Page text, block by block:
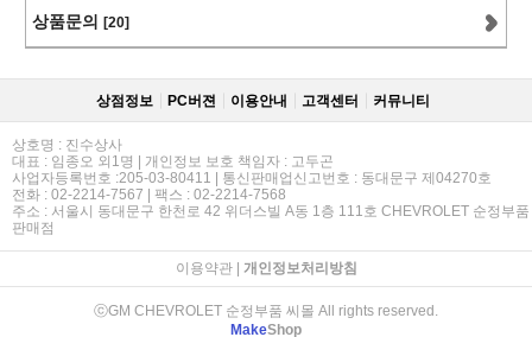
상품문의 [20]
상점정보 PC버젼 이용안내 고객센터 커뮤니티
상호명 : 진수상사
대표 : 임종오 외1명 | 개인정보 보호 책임자 : 고두곤
사업자등록번호 :205-03-80411 | 통신판매업신고번호 : 동대문구 제04270호
전화 : 02-2214-7567 | 팩스 : 02-2214-7568
주소 : 서울시 동대문구 한천로 42 위더스빌 A동 1층 111호 CHEVROLET 순정부품
판매점
이용약관| 개인정보처리방침
ⓒGM CHEVROLET 순정부품 씨몰 All rights reserved.
MakeShop